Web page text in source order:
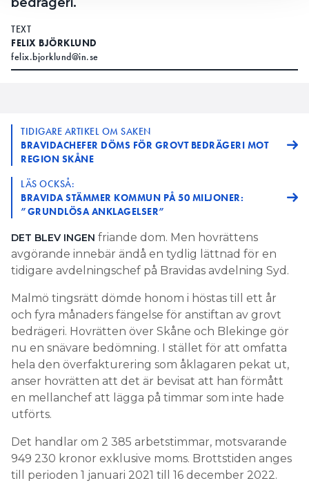
bedrägeri.
TEXT
FELIX BJÖRKLUND
felix.bjorklund@in.se
TIDIGARE ARTIKEL OM SAKEN
BRAVIDACHEFER DÖMS FÖR GROVT BEDRÄGERI MOT
REGION SKÅNE
LÄS OCKSÅ:
BRAVIDA STÄMMER KOMMUN PÅ 50 MILJONER:
”GRUNDLÖSA ANKLAGELSER”
DET BLEV INGEN friande dom. Men hovrättens
avgörande innebär ändå en tydlig lättnad för en
tidigare avdelningschef på Bravidas avdelning Syd.
Malmö tingsrätt dömde honom i höstas till ett år
och fyra månaders fängelse för anstiftan av grovt
bedrägeri. Hovrätten över Skåne och Blekinge gör
nu en snävare bedömning. I stället för att omfatta
hela den överfakturering som åklagaren pekat ut,
anser hovrätten att det är bevisat att han förmått
en mellanchef att lägga på timmar som inte hade
utförts.
Det handlar om 2 385 arbetstimmar, motsvarande
949 230 kronor exklusive moms. Brottstiden anges
till perioden 1 januari 2021 till 16 december 2022.